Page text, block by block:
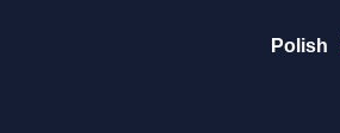
Polish